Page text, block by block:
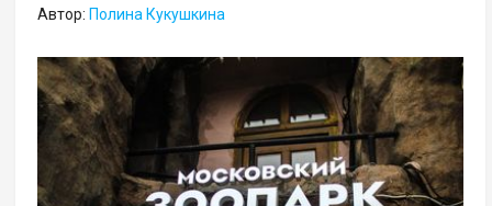
Автор: Полина Кукушкина